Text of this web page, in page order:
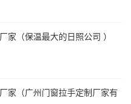
家（保温最大的日照公司 ）
家（广州门窗拉手定制厂家有